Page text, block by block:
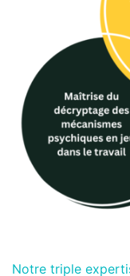
Notre triple